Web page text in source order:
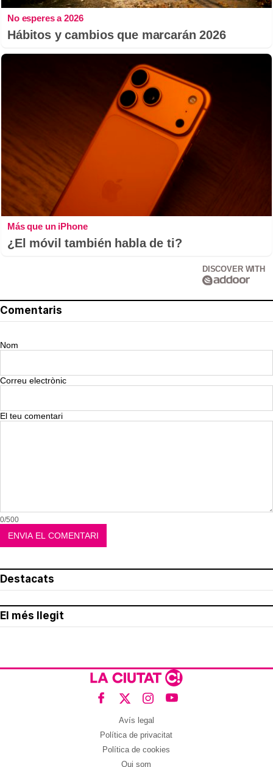
No esperes a 2026
Hábitos y cambios que marcarán 2026
Más que un iPhone
¿El móvil también habla de ti?
DISCOVER WITH
Comentaris
Nom
Correu electrònic
El teu comentari
0/500
Destacats
El més llegit
Avís legal
Política de privacitat
Política de cookies
Qui som